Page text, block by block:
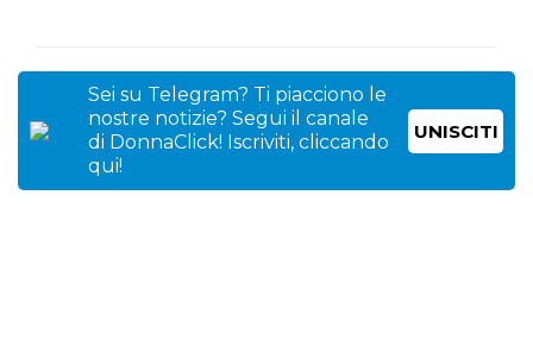
Sei su Telegram? Ti piacciono le
nostre notizie? Segui il canale
di DonnaClick! Iscriviti, cliccando
qui!
UNISCITI